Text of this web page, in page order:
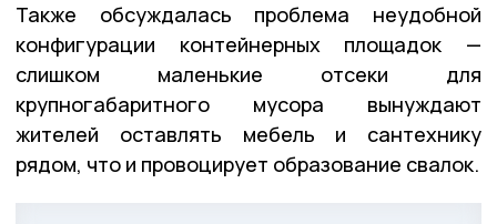
Также обсуждалась проблема неудобной
конфигурации контейнерных площадок —
слишком маленькие отсеки для
крупногабаритного мусора вынуждают
жителей оставлять мебель и сантехнику
рядом, что и провоцирует образование свалок.